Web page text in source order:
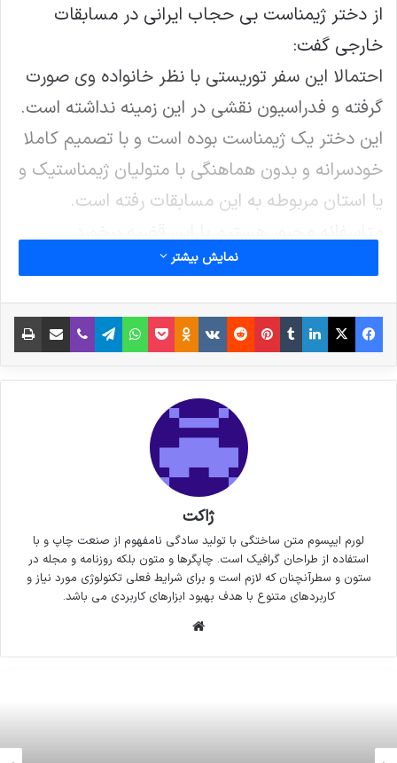
از دختر ژیمناست بی حجاب ایرانی در مسابقات
خارجی گفت:
احتمالا این سفر توریستی با نظر خانواده وی صورت
گرفته و فدراسیون نقشی در این زمینه نداشته است.
این دختر یک ژیمناست بوده است و با تصمیم کاملا
خودسرانه و بدون هماهنگی با متولیان ژیمناستیک و
یا استان مربوطه به این مسابقات رفته است.
انضباطی کنیم و با تصمیم کمیته انضباطی کاری که
خواهیم کرد.
نمایش بیشتر
فیس بوک X لینکدین
‫تامبلر‫پین‌ترست
‫رددیت‫VKontakte
‫Odnoklassniki
پاکتواتس آپ تلگراموایبر اشتراک گذاری از طریق ایمیل
ژاکت
لورم ایپسوم متن ساختگی با تولید سادگی نامفهوم از صنعت چاپ و با
استفاده از طراحان گرافیک است. چاپگرها و متون بلکه روزنامه و مجله در
ستون و سطرآنچنان که لازم است و برای شرایط فعلی تکنولوژی مورد نیاز و
کاربردهای متنوع با هدف بهبود ابزارهای کاربردی می باشد.